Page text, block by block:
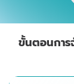
ขั้นตอนการ